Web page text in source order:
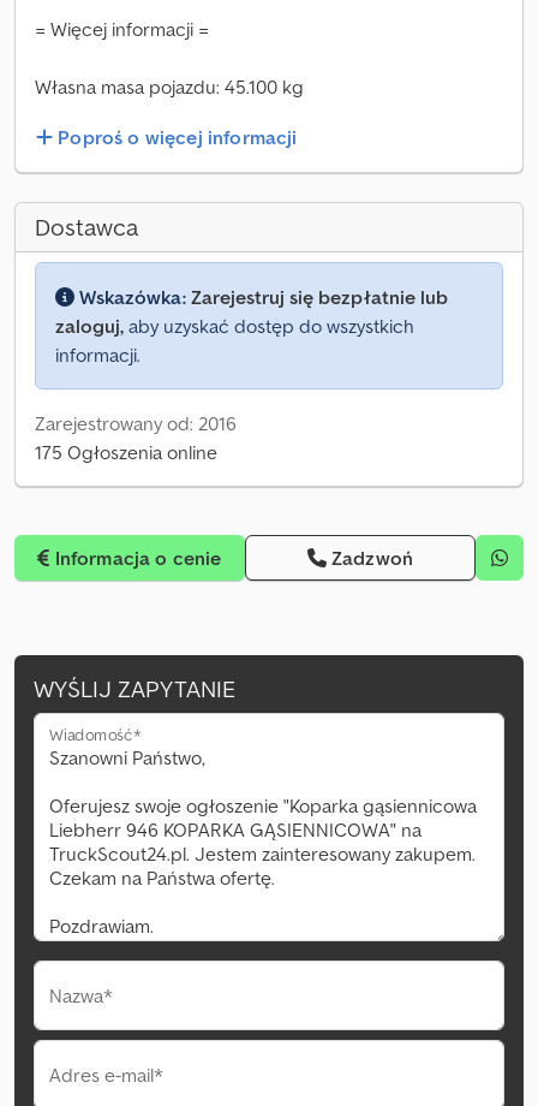
= Więcej informacji =
Własna masa pojazdu: 45.100 kg
Poproś o więcej informacji
Dostawca
Wskazówka: Zarejestruj się bezpłatnie lub
zaloguj, aby uzyskać dostęp do wszystkich
informacji.
Zarejestrowany od: 2016
175 Ogłoszenia online
Informacja o cenie Zadzwoń
WYŚLIJ ZAPYTANIE
Wiadomość*
Nazwa*
Adres e-mail*